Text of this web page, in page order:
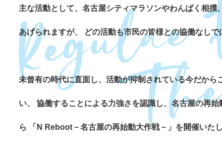
主な活動として、名古屋シティマラソンやわんぱく相
あげられますが、 どの活動も市民の皆様との協働なし
未曾有の時代に直面し、活動が抑制されている今だから
い、 協働することによる力強さを認識し、名古屋の再
ら 「N Reboot－名古屋の再始動大作戦－」を開催いた